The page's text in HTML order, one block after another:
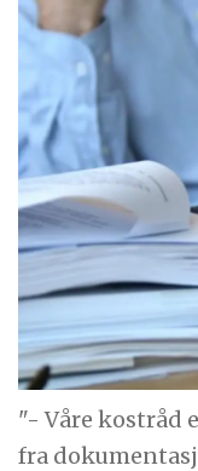
"- Våre kostråd
fra